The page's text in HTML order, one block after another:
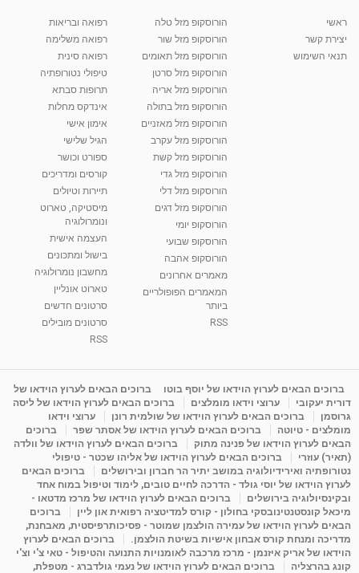
מאת
10:17
קרין גורן - העוגה המתגלצ’ת ללא קמח
38.5k צפיות
01:37
יוסי שר - מתמחה בשיטת אלכסנדר וטאי צ'י
2,734 צפיות
01:46
רנה רז-גילו -טיפול אנרגטי ויעוץ רוחני - נומרולוגית
2,310 צפיות
05:37
סודות בתאריך הלידה, משמעות חודש הלידה -
ינואר זינה ליבשיץ נומרולוגית
ליסה גרוסמן - המרכז לאימון התנהגותי - קשב
09:12
מדיטציה בדמיון מודרך - היכרות עם האני הפנימי
מאת admin 11 שנים 3,644 צפיות
פנינה מתוק - מרכז "נתיב הלב" בהרצליה-
מדיטציה-התחדשות
Shahar-vod
ראשי
יצירת קשר
תנאי השימוש
הורוסקופ מזל טלה
הורוסקופ מזל שור
הורוסקופ מזל תאומים
הורוסקופ מזל סרטן
הורוסקופ מזל אריה
הורוסקופ מזל בתולה
הורוסקופ מזל מאזניים
הורוסקופ מזל עקרב
הורוסקופ מזל קשת
הורוסקופ מזל גדי
הורוסקופ מזל דלי
הורוסקופ מזל דגים
הורוסקופ יומי
הורוסקופ שבועי
הורוסקופ אהבה
מאמרים אחרונים
המאמרים הפופולריים
ביותר
RSS
רפואה ובריאות
רפואה משלימה
רפואה סינית
טיפולי נטורופתיה
תרופות סבתא
אינדקס מחלות
אימון אישי
הגיל שלישי
ספורט וכושר
קורסים ומדריכים
תיירות וטיולים
מיסטיקה, טארוט
ונומרולוגיה
העצמה אישית
בישול ומתכונים
מחשבון נומרולוגיה
טארוט אונליין
סרטונים חדשים
סרטונים מובילים
RSS
ברוכים הבאים לערוץ הוידאו של יוסף בוטו
ברוכים הבאים לערוץ הוידאו של
דורית יעקובי
ערוצי וידאו מומלצים
ברוכים הבאים לערוץ הוידאו של ליסה
גרוסמן
ברוכים הבאים לערוץ הוידאו של שולמית רונן
ערוצי וידאו
מומלצים - טיוטה
ברוכים הבאים לערוץ הוידאו של אסתר שפר
ברוכים
הבאים לערוץ הוידאו של פנינה מתוק
ברוכים הבאים לערוץ הוידאו של וולדה
(תאיר) עוזרי
ברוכים הבאים לערוץ הוידאו של אליהו שכטר - טיפולי
נטורופתיה ואירידיולוגיה במושב יתיר הר חברון ובירושלים
ברוכים הבאים
לערוץ הוידאו של יוסי גולד - הדרכה לחיים טובים, לימוד וטיפול במוח אחד
ובקינסיולוגיה בירושלים
ברוכים הבאים לערוץ הוידאו של מרכז מדטאו -
מיכאל קונסטנטינובסקי בחולון - קורס למדיטציה רפואית און ליין
ברוכים
הבאים לערוץ הוידאו של עמירה הולצמן שמוטר - פסיכותרפיסטית, מאבחנת,
מדריכה ומנחת קורס אבחון אישיות בשיטת הולצמן.
ברוכים הבאים לערוץ
הוידאו של אריק איזנמן - מרכז מרכבה לאומנויות התנועה והטיפול - טאי צ'י וצ'י
קונג בהרצליה
ברוכים הבאים לערוץ הוידאו של נעמי גולדברג - מטפלת,